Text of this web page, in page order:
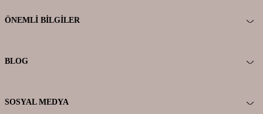
ÖNEMLI BILGILER
BLOG
SOSYAL MEDYA